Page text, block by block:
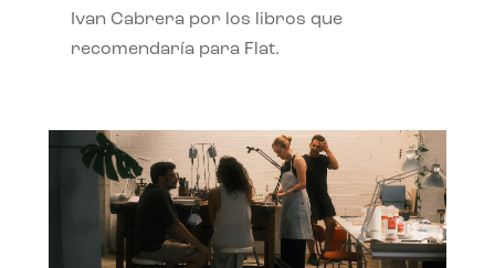
Ivan Cabrera por los libros que
recomendaría para Flat.